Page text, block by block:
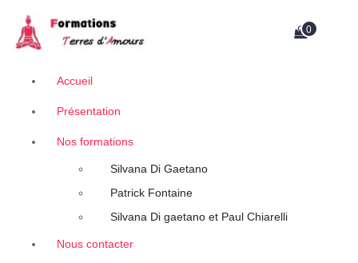
Retrouvez des contenus uniques de thérapeutes, auteurs et conférenciers.
0
Accueil
Présentation
Nos formations
Silvana Di Gaetano
Patrick Fontaine
Silvana Di gaetano et Paul Chiarelli
Nous contacter